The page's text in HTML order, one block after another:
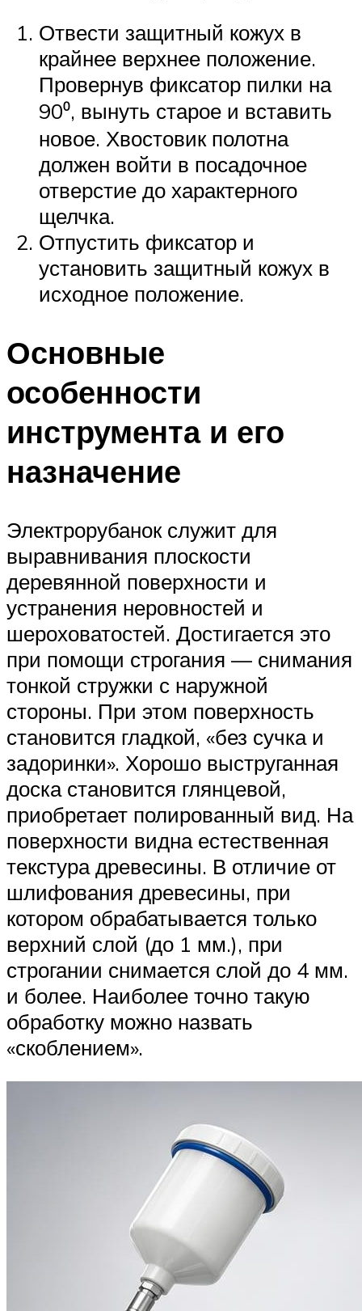
Отвести защитный кожух в
крайнее верхнее положение.
Провернув фиксатор пилки на
90⁰, вынуть старое и вставить
новое. Хвостовик полотна
должен войти в посадочное
отверстие до характерного
щелчка.
Отпустить фиксатор и
установить защитный кожух в
исходное положение.
Основные
особенности
инструмента и его
назначение
Электрорубанок служит для
выравнивания плоскости
деревянной поверхности и
устранения неровностей и
шероховатостей. Достигается это
при помощи строгания — снимания
тонкой стружки с наружной
стороны. При этом поверхность
становится гладкой, «без сучка и
задоринки». Хорошо выструганная
доска становится глянцевой,
приобретает полированный вид. На
поверхности видна естественная
текстура древесины. В отличие от
шлифования древесины, при
котором обрабатывается только
верхний слой (до 1 мм.), при
строгании снимается слой до 4 мм.
и более. Наиболее точно такую
обработку можно назвать
«скоблением».